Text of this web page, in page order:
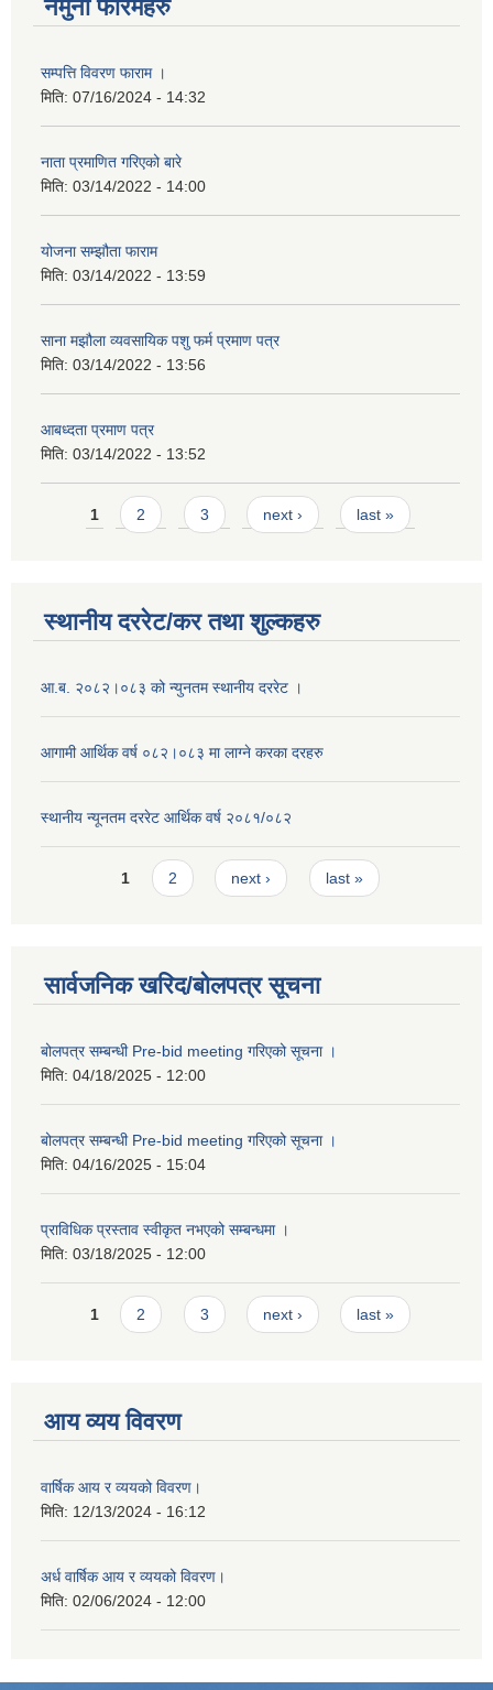
नमुना फारमहरु
सम्पत्ति विवरण फाराम ।
मिति: 07/16/2024 - 14:32
नाता प्रमाणित गरिएको बारे
मिति: 03/14/2022 - 14:00
योजना सम्झौता फाराम
मिति: 03/14/2022 - 13:59
साना मझौला व्यवसायिक पशु फर्म प्रमाण पत्र
मिति: 03/14/2022 - 13:56
आबध्दता प्रमाण पत्र
मिति: 03/14/2022 - 13:52
Pages
1 2 3 next › last »
स्थानीय दररेट/कर तथा शुल्कहरु
आ.ब. २०८२।०८३ को न्युनतम स्थानीय दररेट ।
आगामी आर्थिक वर्ष ०८२।०८३ मा लाग्ने करका दरहरु
स्थानीय न्यूनतम दररेट आर्थिक वर्ष २०८१/०८२
Pages1 2 next › last »
सार्वजनिक खरिद/बोलपत्र सूचना
बोलपत्र सम्बन्धी Pre-bid meeting गरिएको सूचना ।
मिति: 04/18/2025 - 12:00
बोलपत्र सम्बन्धी Pre-bid meeting गरिएको सूचना ।
मिति: 04/16/2025 - 15:04
प्राविधिक प्रस्ताव स्वीकृत नभएको सम्बन्धमा ।
मिति: 03/18/2025 - 12:00
Pages
1 2 3 next › last »
आय व्यय विवरण
वार्षिक आय र व्ययको विवरण।
मिति: 12/13/2024 - 16:12
अर्ध वार्षिक आय र व्ययको विवरण।
मिति: 02/06/2024 - 12:00